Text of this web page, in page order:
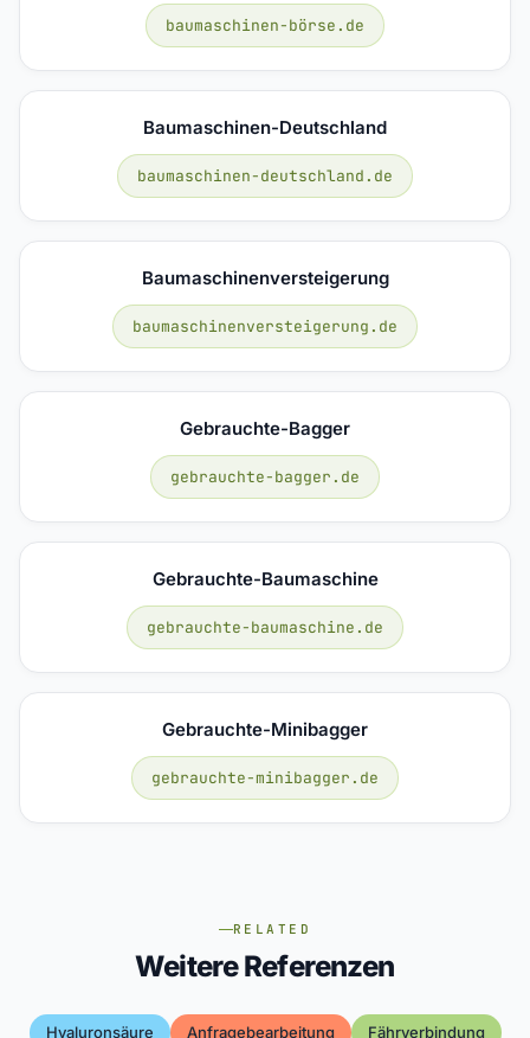
baumaschinen-börse.de
Baumaschinen-Deutschland
baumaschinen-deutschland.de
Baumaschinenversteigerung
baumaschinenversteigerung.de
Gebrauchte-Bagger
gebrauchte-bagger.de
Gebrauchte-Baumaschine
gebrauchte-baumaschine.de
Gebrauchte-Minibagger
gebrauchte-minibagger.de
RELATED
Weitere Referenzen
Hyaluronsäure Anfragebearbeitung Fährverbindung